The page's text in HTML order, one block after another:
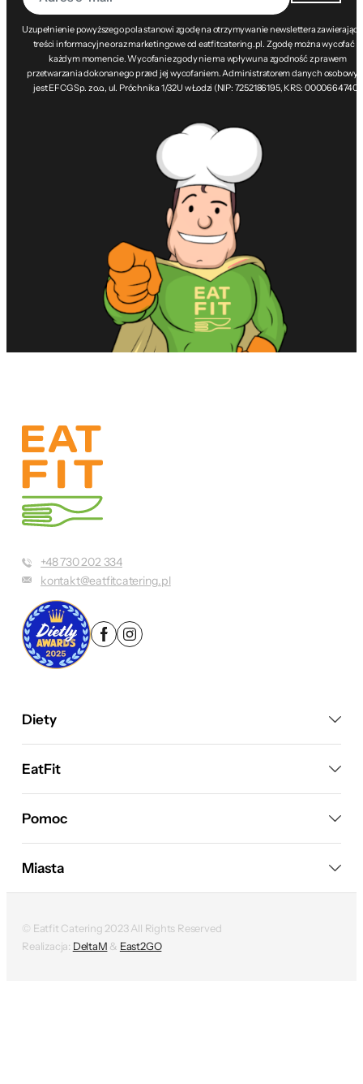
Uzupełnienie powyższego pola stanowi zgodę na otrzymywanie newslettera
treści informacyjne oraz marketingowe od eatfitcatering.pl. Zgodę można wycofać w
każdym momencie. Wycofanie zgody nie ma wpływu na zgodność z prawem
przetwarzania dokonanego przed jej wycofaniem. Administratorem danych
jest EFCG Sp. z o.o., ul. Próchnika 1/32U w Łodzi (NIP: 7252186195, KRS: 0000664740).
+48 730 202 334
kontakt@eatfitcatering.pl
Diety
EatFit
Pomoc
© Eatfit Catering 2023 All Rights Reserved
Realizacja: DeltaM & East2GO
Miasta